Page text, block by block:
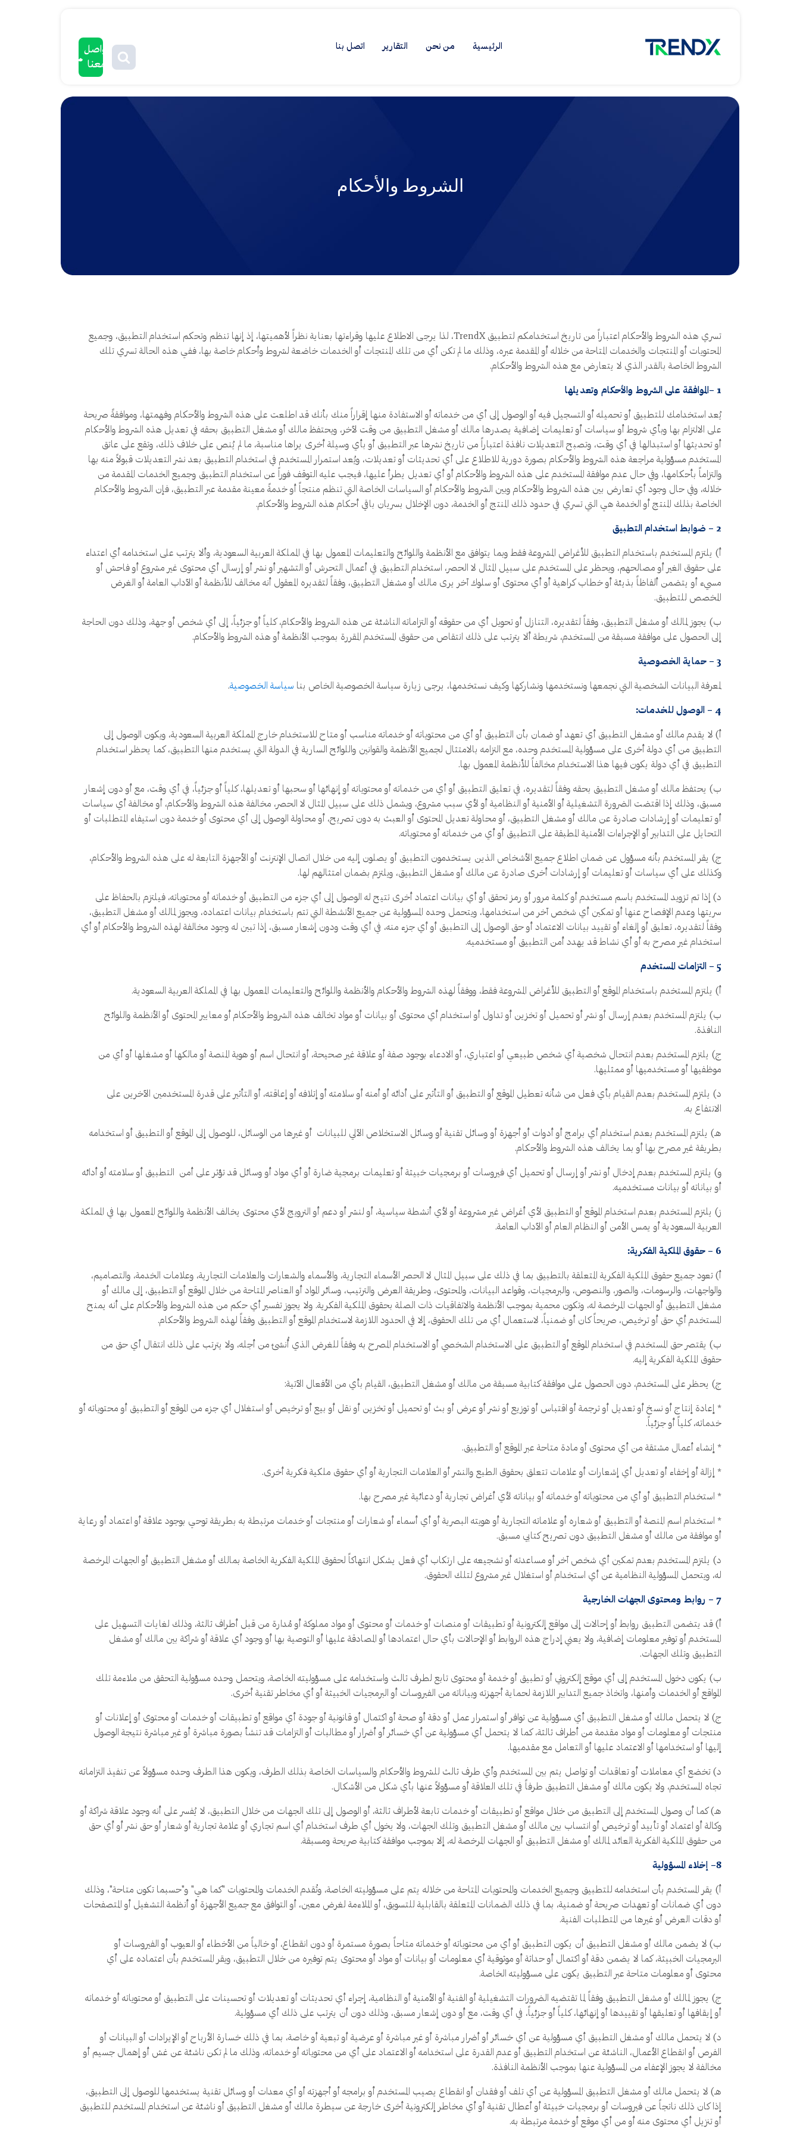
الرئيسية من نحن التقارير اتصل بنا
تواصل
معنا
الشروط والأحكام
تسري هذه الشروط والأحكام اعتباراً من تاريخ استخدامكم لتطبيق TrendX، لذا يرجى الاطلاع عليها وقراءتها بعناية نظراً لأهميتها، إذ إنها تنظم وتحكم استخدام التطبيق، وجميع
المحتويات أو المنتجات والخدمات المتاحة من خلاله أو المقدمة عبره، وذلك ما لم تكن أي من تلك المنتجات أو الخدمات خاضعة لشروط وأحكام خاصة بها، ففي هذه الحالة تسري تلك
الشروط الخاصة بالقدر الذي لا يتعارض مع هذه الشروط والأحكام.
1 –الموافقة على الشروط والأحكام وتعديلها
يُعد استخدامك للتطبيق أو تحميله أو التسجيل فيه أو الوصول إلى أي من خدماته أو الاستفادة منها إقراراً منك بأنك قد اطلعت على هذه الشروط والأحكام وفهمتها، وموافقةً صريحة
على الالتزام بها وبأي شروط أو سياسات أو تعليمات إضافية يصدرها مالك أو مشغل التطبيق من وقت لآخر، ويحتفظ مالك أو مشغل التطبيق بحقه في تعديل هذه الشروط والأحكام
أو تحديثها أو استبدالها في أي وقت، وتصبح التعديلات نافذة اعتباراً من تاريخ نشرها عبر التطبيق أو بأي وسيلة أخرى يراها مناسبة، ما لم يُنص على خلاف ذلك، وتقع على عاتق
المستخدم مسؤولية مراجعة هذه الشروط والأحكام بصورة دورية للاطلاع على أي تحديثات أو تعديلات، ويُعد استمرار المستخدم في استخدام التطبيق بعد نشر التعديلات قبولاً منه بها
والتزاماً بأحكامها، وفي حال عدم موافقة المستخدم على هذه الشروط والأحكام أو أي تعديل يطرأ عليها، فيجب عليه التوقف فوراً عن استخدام التطبيق وجميع الخدمات المقدمة من
خلاله، وفي حال وجود أي تعارض بين هذه الشروط والأحكام وبين الشروط والأحكام أو السياسات الخاصة التي تنظم منتجاً أو خدمةً معينة مقدمة عبر التطبيق، فإن الشروط والأحكام
الخاصة بذلك المنتج أو الخدمة هي التي تسري في حدود ذلك المنتج أو الخدمة، دون الإخلال بسريان باقي أحكام هذه الشروط والأحكام.
2 – ضوابط استخدام التطبيق
أ) يلتزم المستخدم باستخدام التطبيق للأغراض المشروعة فقط وبما يتوافق مع الأنظمة واللوائح والتعليمات المعمول بها في المملكة العربية السعودية، وألا يترتب على استخدامه أي اعتداء
على حقوق الغير أو مصالحهم، ويحظر على المستخدم على سبيل المثال لا الحصر، استخدام التطبيق في أعمال التحرش أو التشهير أو نشر أو إرسال أي محتوى غير مشروع أو فاحش أو
مسيء أو يتضمن ألفاظاً بذيئة أو خطاب كراهية أو أي محتوى أو سلوك آخر يرى مالك أو مشغل التطبيق، وفقاً لتقديره المعقول أنه مخالف للأنظمة أو الآداب العامة أو الغرض
المخصص للتطبيق.
ب) يجوز لمالك أو مشغل التطبيق، وفقاً لتقديره، التنازل أو تحويل أي من حقوقه أو التزاماته الناشئة عن هذه الشروط والأحكام، كلياً أو جزئياً، إلى أي شخص أو جهة، وذلك دون الحاجة
إلى الحصول على موافقة مسبقة من المستخدم، شريطة ألا يترتب على ذلك انتقاص من حقوق المستخدم المقررة بموجب الأنظمة أو هذه الشروط والأحكام.
3 – حماية الخصوصية
لمعرفة البيانات الشخصية التي نجمعها ونستخدمها ونشاركها وكيف نستخدمها، يرجى زيارة سياسة الخصوصية الخاص بنا سياسة الخصوصية.
4 – الوصول للخدمات:
أ) لا يقدم مالك أو مشغل التطبيق أي تعهد أو ضمان بأن التطبيق أو أي من محتوياته أو خدماته مناسب أو متاح للاستخدام خارج المملكة العربية السعودية، ويكون الوصول إلى
التطبيق من أي دولة أخرى على مسؤولية المستخدم وحده، مع التزامه بالامتثال لجميع الأنظمة والقوانين واللوائح السارية في الدولة التي يستخدم منها التطبيق، كما يحظر استخدام
التطبيق في أي دولة يكون فيها هذا الاستخدام مخالفاً للأنظمة المعمول بها.
ب) يحتفظ مالك أو مشغل التطبيق بحقه وفقاً لتقديره، في تعليق التطبيق أو أي من خدماته أو محتوياته أو إنهائها أو سحبها أو تعديلها، كلياً أو جزئياً، في أي وقت، مع أو دون إشعار
مسبق، وذلك إذا اقتضت الضرورة التشغيلية أو الأمنية أو النظامية أو لأي سبب مشروع، ويشمل ذلك على سبيل المثال لا الحصر، مخالفة هذه الشروط والأحكام، أو مخالفة أي سياسات
أو تعليمات أو إرشادات صادرة عن مالك أو مشغل التطبيق، أو محاولة تعديل المحتوى أو العبث به دون تصريح، أو محاولة الوصول إلى أي محتوى أو خدمة دون استيفاء المتطلبات أو
التحايل على التدابير أو الإجراءات الأمنية المطبقة على التطبيق أو أي من خدماته أو محتوياته.
ج) يقر المستخدم بأنه مسؤول عن ضمان اطلاع جميع الأشخاص الذين يستخدمون التطبيق أو يصلون إليه من خلال اتصال الإنترنت أو الأجهزة التابعة له على هذه الشروط والأحكام،
وكذلك على أي سياسات أو تعليمات أو إرشادات أخرى صادرة عن مالك أو مشغل التطبيق، ويلتزم بضمان امتثالهم لها.
د) إذا تم تزويد المستخدم باسم مستخدم أو كلمة مرور أو رمز تحقق أو أي بيانات اعتماد أخرى تتيح له الوصول إلى أي جزء من التطبيق أو خدماته أو محتوياته، فيلتزم بالحفاظ على
سريتها وعدم الإفصاح عنها أو تمكين أي شخص آخر من استخدامها، ويتحمل وحده المسؤولية عن جميع الأنشطة التي تتم باستخدام بيانات اعتماده، ويجوز لمالك أو مشغل التطبيق،
وفقاً لتقديره، تعليق أو إلغاء أو تقييد بيانات الاعتماد أو حق الوصول إلى التطبيق أو أي جزء منه، في أي وقت ودون إشعار مسبق، إذا تبين له وجود مخالفة لهذه الشروط والأحكام أو أي
استخدام غير مصرح به أو أي نشاط قد يهدد أمن التطبيق أو مستخدميه.
5 – التزامات المستخدم
أ) يلتزم المستخدم باستخدام الموقع أو التطبيق للأغراض المشروعة فقط، ووفقاً لهذه الشروط والأحكام والأنظمة واللوائح والتعليمات المعمول بها في المملكة العربية السعودية.
ب) يلتزم المستخدم بعدم إرسال أو نشر أو تحميل أو تخزين أو تداول أو استخدام أي محتوى أو بيانات أو مواد تخالف هذه الشروط والأحكام أو معايير المحتوى أو الأنظمة واللوائح
النافذة.
ج) يلتزم المستخدم بعدم انتحال شخصية أي شخص طبيعي أو اعتباري، أو الادعاء بوجود صفة أو علاقة غير صحيحة، أو انتحال اسم أو هوية المنصة أو مالكها أو مشغلها أو أي من
موظفيها أو مستخدميها أو ممثليها.
د) يلتزم المستخدم بعدم القيام بأي فعل من شأنه تعطيل الموقع أو التطبيق أو التأثير على أدائه أو أمنه أو سلامته أو إتلافه أو إعاقته، أو التأثير على قدرة المستخدمين الآخرين على
الانتفاع به.
هـ) يلتزم المستخدم بعدم استخدام أي برامج أو أدوات أو أجهزة أو وسائل تقنية أو وسائل الاستخلاص الآلي للبيانات أو غيرها من الوسائل، للوصول إلى الموقع أو التطبيق أو استخدامه
بطريقة غير مصرح بها أو بما يخالف هذه الشروط والأحكام.
و) يلتزم المستخدم بعدم إدخال أو نشر أو إرسال أو تحميل أي فيروسات أو برمجيات خبيثة أو تعليمات برمجية ضارة أو أي مواد أو وسائل قد تؤثر على أمن التطبيق أو سلامته أو أدائه
أو بياناته أو بيانات مستخدميه.
ز) يلتزم المستخدم بعدم استخدام الموقع أو التطبيق لأي أغراض غير مشروعة أو لأي أنشطة سياسية، أو لنشر أو دعم أو الترويج لأي محتوى يخالف الأنظمة واللوائح المعمول بها في المملكة
العربية السعودية أو يمس الأمن أو النظام العام أو الآداب العامة.
6 – حقوق الملكية الفكرية:
أ) تعود جميع حقوق الملكية الفكرية المتعلقة بالتطبيق بما في ذلك على سبيل المثال لا الحصر الأسماء التجارية، والأسماء والشعارات والعلامات التجارية، وعلامات الخدمة، والتصاميم،
والواجهات، والرسومات، والصور، والنصوص، والبرمجيات، وقواعد البيانات، والمحتوى، وطريقة العرض والترتيب، وسائر المواد أو العناصر المتاحة من خلال الموقع أو التطبيق، إلى مالك أو
مشغل التطبيق أو الجهات المرخصة له، وتكون محمية بموجب الأنظمة والاتفاقيات ذات الصلة بحقوق الملكية الفكرية. ولا يجوز تفسير أي حكم من هذه الشروط والأحكام على أنه يمنح
المستخدم أي حق أو ترخيص، صريحاً كان أو ضمنياً، لاستعمال أي من تلك الحقوق، إلا في الحدود اللازمة لاستخدام الموقع أو التطبيق وفقاً لهذه الشروط والأحكام.
ب) يقتصر حق المستخدم في استخدام الموقع أو التطبيق على الاستخدام الشخصي أو الاستخدام المصرح به وفقاً للغرض الذي أُنشئ من أجله، ولا يترتب على ذلك انتقال أي حق من
حقوق الملكية الفكرية إليه.
ج) يحظر على المستخدم، دون الحصول على موافقة كتابية مسبقة من مالك أو مشغل التطبيق، القيام بأي من الأفعال الآتية:
* إعادة إنتاج أو نسخ أو تعديل أو ترجمة أو اقتباس أو توزيع أو نشر أو عرض أو بث أو تحميل أو تخزين أو نقل أو بيع أو ترخيص أو استغلال أي جزء من الموقع أو التطبيق أو محتوياته أو
خدماته، كلياً أو جزئياً.
* إنشاء أعمال مشتقة من أي محتوى أو مادة متاحة عبر الموقع أو التطبيق.
* إزالة أو إخفاء أو تعديل أي إشعارات أو علامات تتعلق بحقوق الطبع والنشر أو العلامات التجارية أو أي حقوق ملكية فكرية أخرى.
* استخدام التطبيق أو أي من محتوياته أو خدماته أو بياناته لأي أغراض تجارية أو دعائية غير مصرح بها.
* استخدام اسم المنصة أو التطبيق أو شعاره أو علاماته التجارية أو هويته البصرية أو أي أسماء أو شعارات أو منتجات أو خدمات مرتبطة به بطريقة توحي بوجود علاقة أو اعتماد أو رعاية
أو موافقة من مالك أو مشغل التطبيق دون تصريح كتابي مسبق.
د) يلتزم المستخدم بعدم تمكين أي شخص آخر أو مساعدته أو تشجيعه على ارتكاب أي فعل يشكل انتهاكاً لحقوق الملكية الفكرية الخاصة بمالك أو مشغل التطبيق أو الجهات المرخصة
له، ويتحمل المسؤولية النظامية عن أي استخدام أو استغلال غير مشروع لتلك الحقوق.
7 – روابط ومحتوى الجهات الخارجية
أ) قد يتضمن التطبيق روابط أو إحالات إلى مواقع إلكترونية أو تطبيقات أو منصات أو خدمات أو محتوى أو مواد مملوكة أو مُدارة من قبل أطراف ثالثة، وذلك لغايات التسهيل على
المستخدم أو توفير معلومات إضافية، ولا يعني إدراج هذه الروابط أو الإحالات بأي حال اعتمادها أو المصادقة عليها أو التوصية بها أو وجود أي علاقة أو شراكة بين مالك أو مشغل
التطبيق وتلك الجهات.
ب) يكون دخول المستخدم إلى أي موقع إلكتروني أو تطبيق أو خدمة أو محتوى تابع لطرف ثالث واستخدامه على مسؤوليته الخاصة، ويتحمل وحده مسؤولية التحقق من ملاءمة تلك
المواقع أو الخدمات وأمنها، واتخاذ جميع التدابير اللازمة لحماية أجهزته وبياناته من الفيروسات أو البرمجيات الخبيثة أو أي مخاطر تقنية أخرى.
ج) لا يتحمل مالك أو مشغل التطبيق أي مسؤولية عن توافر أو استمرار عمل أو دقة أو صحة أو اكتمال أو قانونية أو جودة أي مواقع أو تطبيقات أو خدمات أو محتوى أو إعلانات أو
منتجات أو معلومات أو مواد مقدمة من أطراف ثالثة، كما لا يتحمل أي مسؤولية عن أي خسائر أو أضرار أو مطالبات أو التزامات قد تنشأ بصورة مباشرة أو غير مباشرة نتيجة الوصول
إليها أو استخدامها أو الاعتماد عليها أو التعامل مع مقدميها.
د) تخضع أي معاملات أو تعاقدات أو تواصل يتم بين المستخدم وأي طرف ثالث للشروط والأحكام والسياسات الخاصة بذلك الطرف، ويكون هذا الطرف وحده مسؤولاً عن تنفيذ التزاماته
تجاه المستخدم، ولا يكون مالك أو مشغل التطبيق طرفاً في تلك العلاقة أو مسؤولاً عنها بأي شكل من الأشكال.
هـ) كما أن وصول المستخدم إلى التطبيق من خلال مواقع أو تطبيقات أو خدمات تابعة لأطراف ثالثة، أو الوصول إلى تلك الجهات من خلال التطبيق، لا يُفسر على أنه وجود علاقة شراكة أو
وكالة أو اعتماد أو تأييد أو ترخيص أو انتساب بين مالك أو مشغل التطبيق وتلك الجهات، ولا يخول أي طرف استخدام أي اسم تجاري أو علامة تجارية أو شعار أو حق نشر أو أي حق
من حقوق الملكية الفكرية العائد لمالك أو مشغل التطبيق أو الجهات المرخصة له، إلا بموجب موافقة كتابية صريحة ومسبقة.
8– إخلاء المسؤولية
أ) يقر المستخدم بأن استخدامه للتطبيق وجميع الخدمات والمحتويات المتاحة من خلاله يتم على مسؤوليته الخاصة، وتُقدم الخدمات والمحتويات "كما هي" و"حسبما تكون متاحة"، وذلك
دون أي ضمانات أو تعهدات صريحة أو ضمنية، بما في ذلك الضمانات المتعلقة بالقابلية للتسويق، أو الملاءمة لغرض معين، أو التوافق مع جميع الأجهزة أو أنظمة التشغيل أو المتصفحات
أو دقات العرض أو غيرها من المتطلبات الفنية.
ب) لا يضمن مالك أو مشغل التطبيق أن يكون التطبيق أو أي من محتوياته أو خدماته متاحاً بصورة مستمرة أو دون انقطاع، أو خالياً من الأخطاء أو العيوب أو الفيروسات أو
البرمجيات الخبيثة، كما لا يضمن دقة أو اكتمال أو حداثة أو موثوقية أي معلومات أو بيانات أو مواد أو محتوى يتم توفيره من خلال التطبيق، ويقر المستخدم بأن اعتماده على أي
محتوى أو معلومات متاحة عبر التطبيق يكون على مسؤوليته الخاصة.
ج) يجوز لمالك أو مشغل التطبيق وفقاً لما تقتضيه الضرورات التشغيلية أو الفنية أو الأمنية أو النظامية، إجراء أي تحديثات أو تعديلات أو تحسينات على التطبيق أو محتوياته أو خدماته
أو إيقافها أو تعليقها أو تقييدها أو إنهائها، كلياً أو جزئياً، في أي وقت، مع أو دون إشعار مسبق، وذلك دون أن يترتب على ذلك أي مسؤولية.
د) لا يتحمل مالك أو مشغل التطبيق أي مسؤولية عن أي خسائر أو أضرار مباشرة أو غير مباشرة أو عرضية أو تبعية أو خاصة، بما في ذلك خسارة الأرباح أو الإيرادات أو البيانات أو
الفرص أو انقطاع الأعمال، الناشئة عن استخدام التطبيق أو عدم القدرة على استخدامه أو الاعتماد على أي من محتوياته أو خدماته، وذلك ما لم تكن ناشئة عن غش أو إهمال جسيم أو
مخالفة لا يجوز الإعفاء من المسؤولية عنها بموجب الأنظمة النافذة.
هـ) لا يتحمل مالك أو مشغل التطبيق المسؤولية عن أي تلف أو فقدان أو انقطاع يصيب المستخدم أو برامجه أو أجهزته أو أي معدات أو وسائل تقنية يستخدمها للوصول إلى التطبيق،
إذا كان ذلك ناتجاً عن فيروسات أو برمجيات خبيثة أو أعطال تقنية أو أي مخاطر إلكترونية أخرى خارجة عن سيطرة مالك أو مشغل التطبيق أو ناشئة عن استخدام المستخدم للتطبيق
أو تنزيل أي محتوى منه أو من أي موقع أو خدمة مرتبطة به.